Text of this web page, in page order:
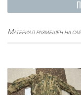
Материал размещен на